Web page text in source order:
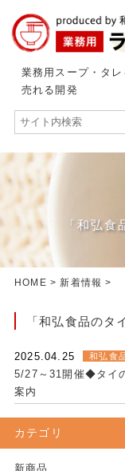
業務用スープ・タレ
売れる開発
「和弘
HOME >新着情報 >
「和弘食品のタ
2025.04.25 和弘食
5/27～31開催◆タイ
案内
カテゴリ
新商品